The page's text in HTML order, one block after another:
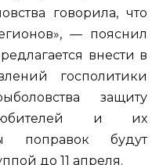
говорила, что
— пояснил
внести в
госполитики
защиту
любителей и их
поправок будут
до 11 апреля.